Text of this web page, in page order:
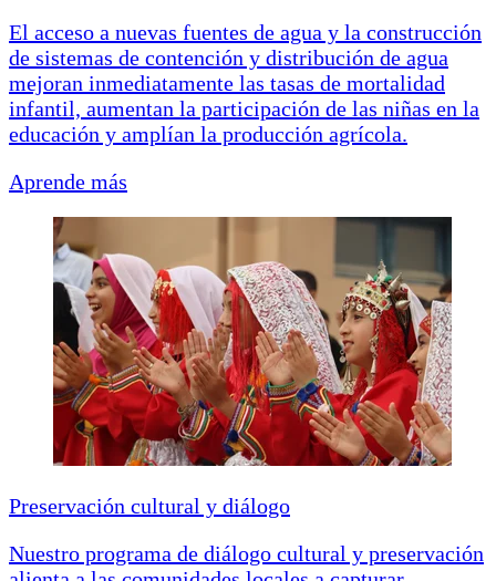
El acceso a nuevas fuentes de agua y la construcción
de sistemas de contención y distribución de agua
mejoran inmediatamente las tasas de mortalidad
infantil, aumentan la participación de las niñas en la
educación y amplían la producción agrícola.
Aprende más
Preservación cultural y diálogo
Nuestro programa de diálogo cultural y preservación